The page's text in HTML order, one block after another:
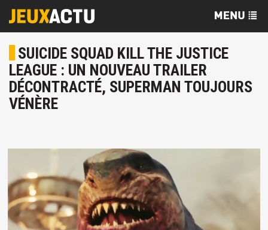
SUICIDE SQUAD KILL THE JUSTICE
LEAGUE : UN NOUVEAU TRAILER
DÉCONTRACTÉ, SUPERMAN TOUJOURS
VÉNÈRE